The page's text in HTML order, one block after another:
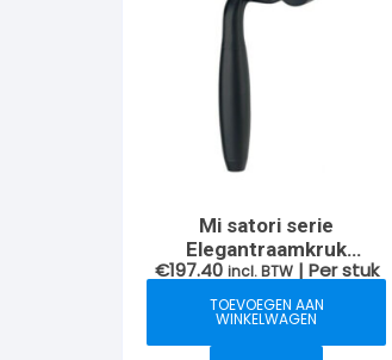
Mi satori serie
Elegantraamkruk
afsluitbaar verkropt links
SKG**, Zwart
€197.40 incl. BTW | Per stuk
TOEVOEGEN AAN
WINKELWAGEN